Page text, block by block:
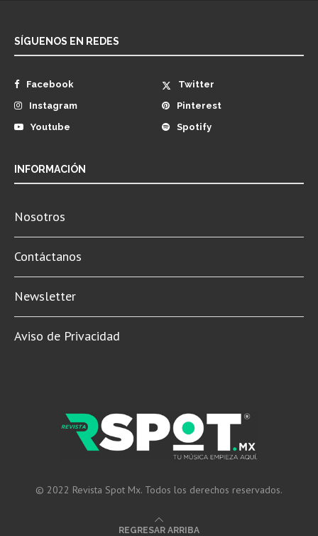
SÍGUENOS EN REDES
Facebook
Twitter
Instagram
Pinterest
Youtube
Spotify
INFORMACIÓN
Nosotros
Contáctanos
Newsletter
Aviso de Privacidad
© 2022 Revista Spot Mx. Todos los derechos reservados.
REGRESAR ARRIBA